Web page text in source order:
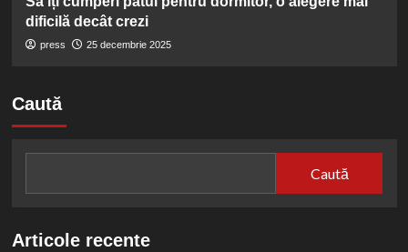
dificilă decât crezi
press 25 decembrie 2025
Caută
Caută
Articole recente